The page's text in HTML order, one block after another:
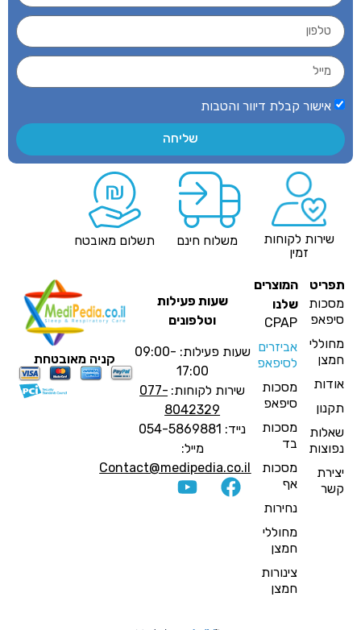
אישור קבלת דיוור והטבות
שליחה
שירות לקוחות
זמין
משלוח חינם תשלום מאובטח
מסכות
סיפאפ
מחוללי
חמצן
אודות
תקנון
שאלות
נפוצות
יצירת
קשר
המוצרים
שלנו
CPAP
אביזרים
לסיפאפ
מסכות
סיפאפ
מסכות
בד
מסכות
נחירות
מחוללי
חמצן
צינורות
חמצן
שעות פעילות
וטלפונים
שעות פעילות: 09:00-
17:00
שירות לקוחות:077-
8042329
נייד: 054-5869881
מייל:
Contact@medipedia.co.il
קניה מאובטחת